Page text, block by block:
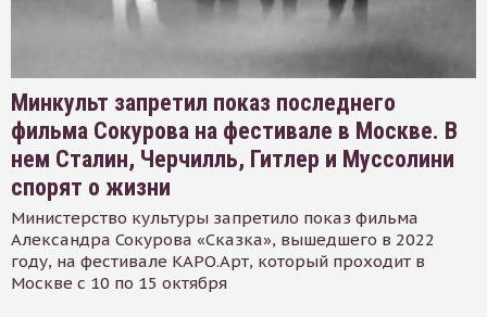
Минкульт запретил показ последнего
фильма Сокурова на фестивале в Москве. В
нем Сталин, Черчилль, Гитлер и Муссолини
спорят о жизни
Министерство культуры запретило показ фильма
Александра Сокурова «Сказка», вышедшего в 2022
году, на фестивале КАРО.Арт, который проходит в
Москве с 10 по 15 октября